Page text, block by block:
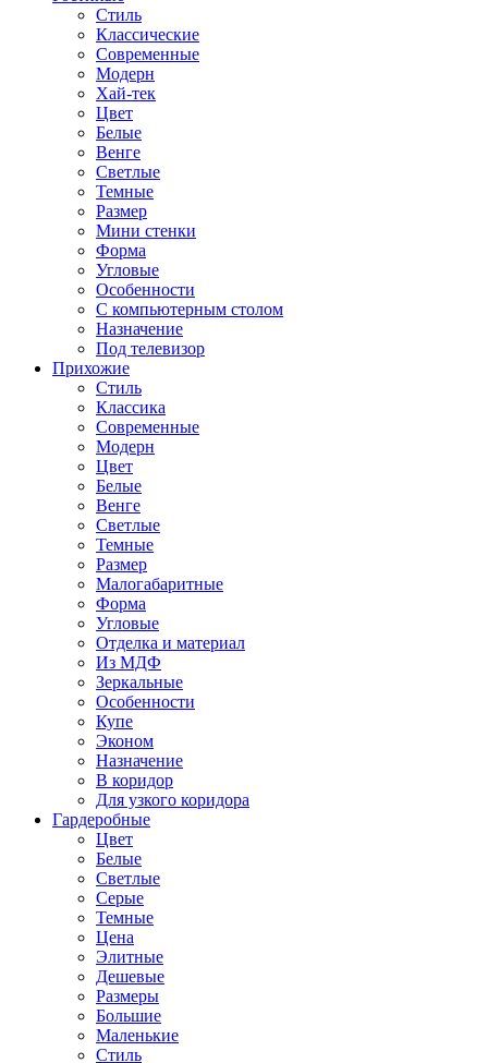
Стиль
Классические
Современные
Модерн
Хай-тек
Цвет
Белые
Венге
Светлые
Темные
Размер
Мини стенки
Форма
Угловые
Особенности
С компьютерным столом
Назначение
Под телевизор
Прихожие
Стиль
Классика
Современные
Модерн
Цвет
Белые
Венге
Светлые
Темные
Размер
Малогабаритные
Форма
Угловые
Отделка и материал
Из МДФ
Зеркальные
Особенности
Купе
Эконом
Назначение
В коридор
Для узкого коридора
Гардеробные
Цвет
Белые
Светлые
Серые
Темные
Цена
Элитные
Дешевые
Размеры
Большие
Маленькие
Стиль